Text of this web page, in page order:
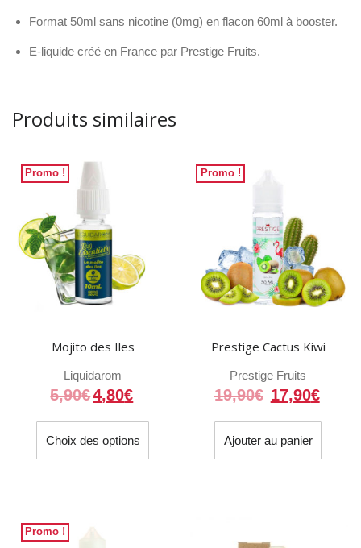
Format 50ml sans nicotine (0mg) en flacon 60ml à booster.
E-liquide créé en France par Prestige Fruits.
Produits similaires
Promo !
Mojito des Iles
Liquidarom
5,90€4,80€
Choix des options
Ce
a
Promo !
Prestige Cactus Kiwi
Prestige Fruits
19,90€ Le
initial
était :
17,90€
est :
Ajouter au panier
Promo !